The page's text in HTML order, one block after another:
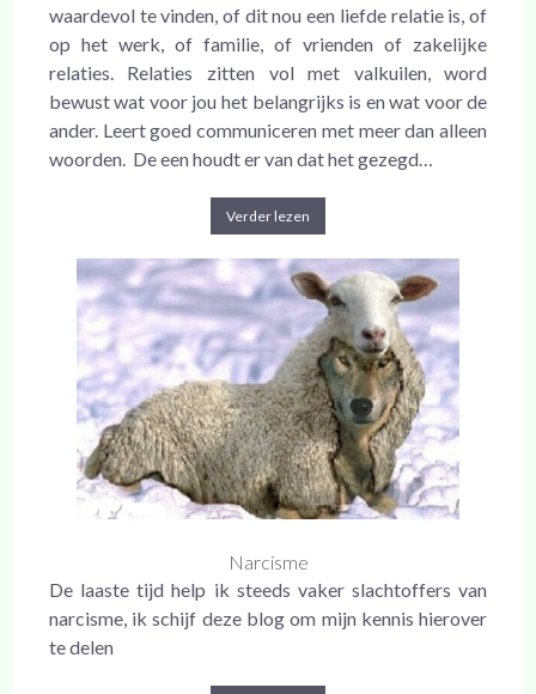
waardevol te vinden, of dit nou een liefde relatie is, of
op het werk, of familie, of vrienden of zakelijke
relaties. Relaties zitten vol met valkuilen, word
bewust wat voor jou het belangrijks is en wat voor de
ander. Leert goed communiceren met meer dan alleen
woorden. De een houdt er van dat het gezegd…
Verder lezen
Narcisme
De laaste tijd help ik steeds vaker slachtoffers van
narcisme, ik schijf deze blog om mijn kennis hierover
te delen